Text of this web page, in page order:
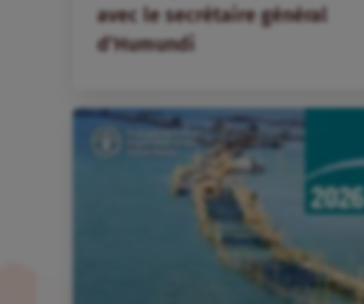
avec le secrétaire général
d’Humundi